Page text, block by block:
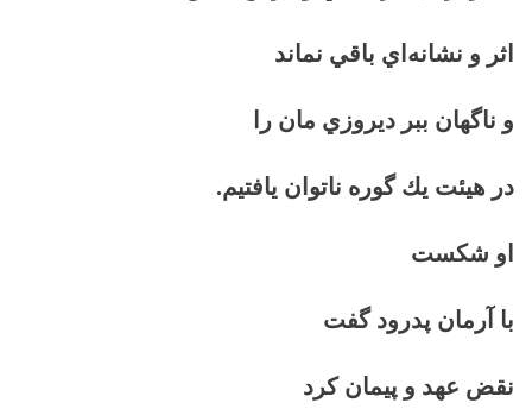
اثر و نشانه‌اي باقي نماند
و ناگهان ببر ديروزي مان را
در هيئت يك گوره ناتوان يافتيم.
او شكست
با آرمان پدرود گفت
نقض عهد و پيمان كرد